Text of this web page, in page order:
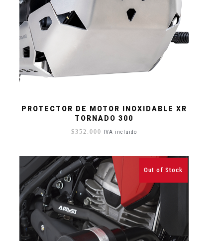
PROTECTOR DE MOTOR INOXIDABLE XR
TORNADO 300
$352.000 IVA incluido
Out of Stock